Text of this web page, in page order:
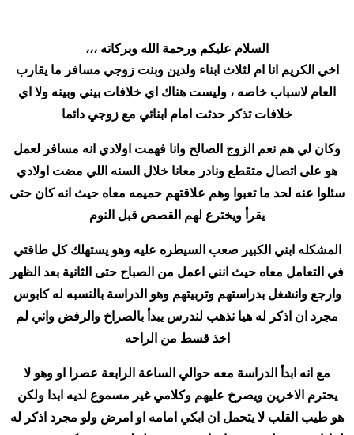
السلام عليكم ورحمة الله وبركاته ،،،
اخي الكريم انا ام لثلاث ابناء ولدين وبنت زوجي مسافر ما يقارب
العام لاسباب خاصه ، وليست هناك اي خلافات بيني وبينه ولا اي
خلافات تذكر حدثت امام ابنائي مع زوجي دائما
وكان لي هم نعم الزوج الصالح وانا فهمت اولادي انه مسافر لعمل
هو على اتصال متقطع ونادر معانا خلال السنه اللي مضت اولادي
سئلوا عنه لحد ما تعبوا وهم علاقتهم حميمه معاه حيث انه كان حتى
يقرأ ويخترع لهم القصص قبل النوم
المشكله ابني الكبير صعب السيطره عليه وهو يستهلك كل طاقتي
في التعامل معاه حيث انني اعمل من الصباح حتى الثانية بعد الظهر
وارجع وانشغل بدراستهم وتربيتهم وهو الدراسة بالنسبه له كابوس
مجرد ان اذكر له هيا نذهب لندرس يبدأ بالصراخ والرفض واني لم
اخذ قسط من الراحه
مع انه ابدأ الدراسة معه حوالي الساعة الرابعة عصرا او وهو لا
يحترم الاخرين ويصرخ عليهم وكلامي غير مسموع لديه ابدا ولكن
هو طيب القلب لا يتحمل ان ابكي امامه او امرض ولو مجرد اذكر له